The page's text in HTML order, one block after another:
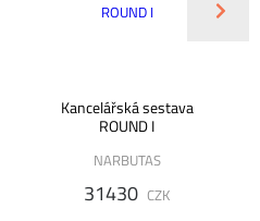
Kancelářská sestava
ROUND I
NARBUTAS
31430 CZK